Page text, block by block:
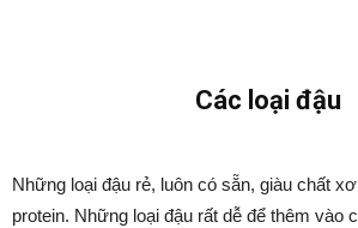
Các loại đậu
Những loại đậu rẻ, luôn có sẵn, giàu chất
protein. Những loại đậu rất dễ để thêm vào